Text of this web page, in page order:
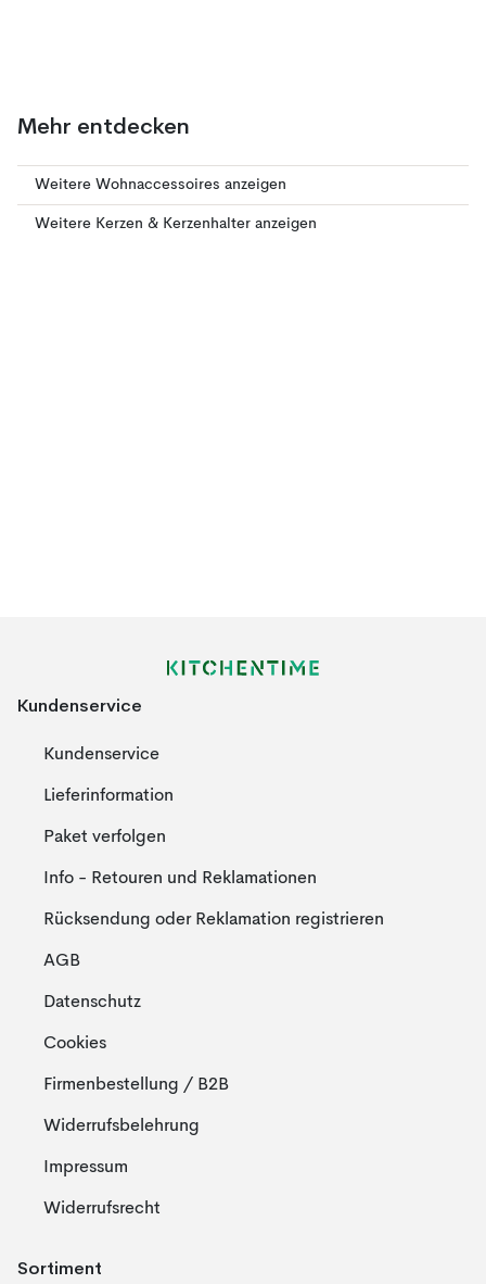
Mehr entdecken
Weitere Wohnaccessoires anzeigen
Weitere Kerzen & Kerzenhalter anzeigen
Kundenservice
Kundenservice
Lieferinformation
Paket verfolgen
Info - Retouren und Reklamationen
Rücksendung oder Reklamation registrieren
AGB
Datenschutz
Cookies
Firmenbestellung / B2B
Widerrufsbelehrung
Impressum
Widerrufsrecht
Sortiment